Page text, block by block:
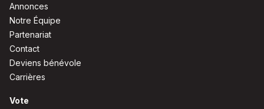
Annonces
Notre Équipe
Partenariat
Contact
Deviens bénévole
Carrières
Vote